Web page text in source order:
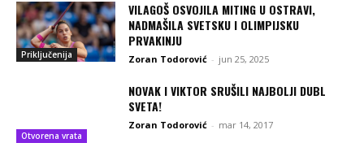
Priključenija
VILAGOŠ OSVOJILA MITING U OSTRAVI,
NADMAŠILA SVETSKU I OLIMPIJSKU
PRVAKINJU
Zoran Todorović - jun 25, 2025
Otvorena vrata
NOVAK I VIKTOR SRUŠILI NAJBOLJI DUBL
SVETA!
Zoran Todorović - mar 14, 2017